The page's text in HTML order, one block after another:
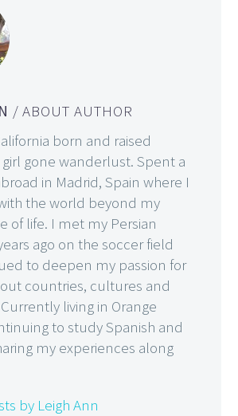
/ ABOUT AUTHOR
born and raised
gone wanderlust. Spent a
in Madrid, Spain where I
the world beyond my
of life. I met my Persian
ago on the soccer field
to deepen my passion for
countries, cultures and
living in Orange
to study Spanish and
my experiences along
by Leigh Ann